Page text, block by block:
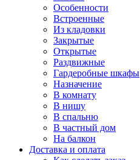
Особенности
Встроенные
Из кладовки
Закрытые
Открытые
Раздвижные
Гардеробные шкафы
Назначение
В комнату
В нишу
В спальню
В частный дом
На балкон
Доставка и оплата